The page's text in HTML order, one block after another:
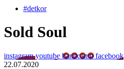
#detkor
Sold Soul
instagramyoutube bandcampfacebook
22.07.2020